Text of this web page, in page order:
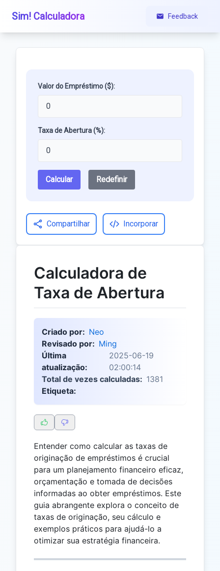
Sim! Calculadora Feedback
Valor do Empréstimo ($):
Taxa de Abertura (%):
Calcular Redefinir
Compartilhar Incorporar
Calculadora de
Taxa de Abertura
Criado por: Neo
Revisado por: Ming
Última
atualização:
2025-06-19
02:00:14
Total de vezes calculadas: 1381
Etiqueta:
Entender como calcular as taxas de
originação de empréstimos é crucial
para um planejamento financeiro eficaz,
orçamentação e tomada de decisões
informadas ao obter empréstimos. Este
guia abrangente explora o conceito de
taxas de originação, seu cálculo e
exemplos práticos para ajudá-lo a
otimizar sua estratégia financeira.